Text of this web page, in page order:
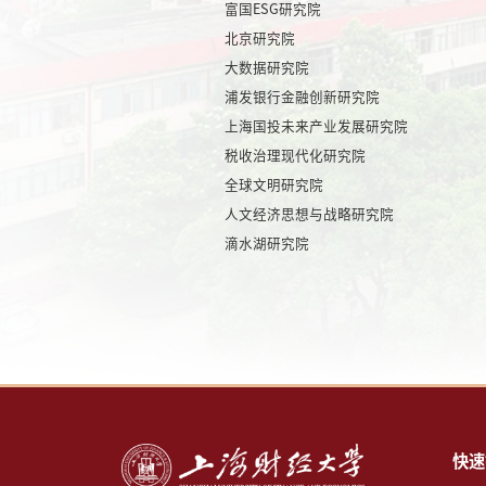
富国ESG研究院
北京研究院
大数据研究院
浦发银行金融创新研究院
上海国投未来产业发展研究院
税收治理现代化研究院
全球文明研究院
人文经济思想与战略研究院
滴水湖研究院
快